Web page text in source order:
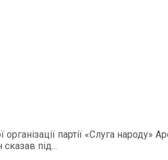
партії «Слуга
під...